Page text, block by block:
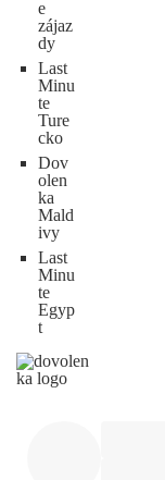
e
zájaz
dy
Last
Minu
te
Ture
cko
Dov
olen
ka
Mald
ivy
Last
Minu
te
Egyp
t